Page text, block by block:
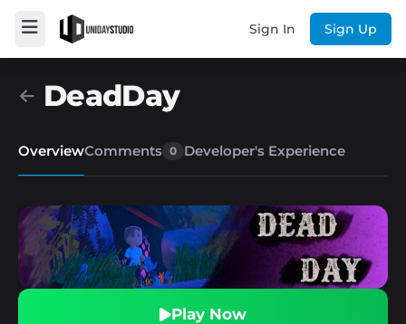
Sign In Sign Up
DeadDay
OverviewComments 0 Developer's Experience
Play Now